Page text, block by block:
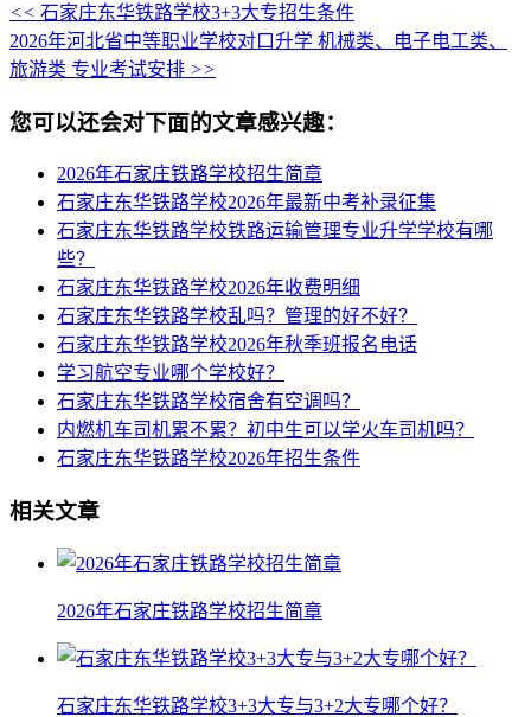
<< 石家庄东华铁路学校3+3大专招生条件
2026年河北省中等职业学校对口升学 机械类、电子电工类、
旅游类 专业考试安排 >>
您可以还会对下面的文章感兴趣：
2026年石家庄铁路学校招生简章
石家庄东华铁路学校2026年最新中考补录征集
石家庄东华铁路学校铁路运输管理专业升学学校有哪
些？
石家庄东华铁路学校2026年收费明细
石家庄东华铁路学校乱吗？管理的好不好？
石家庄东华铁路学校2026年秋季班报名电话
学习航空专业哪个学校好？
石家庄东华铁路学校宿舍有空调吗？
内燃机车司机累不累？初中生可以学火车司机吗？
石家庄东华铁路学校2026年招生条件
相关文章
2026年石家庄铁路学校招生简章
石家庄东华铁路学校3+3大专与3+2大专哪个好？